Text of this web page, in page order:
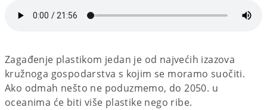
Zagađenje plastikom jedan je od najvećih izazova
kružnoga gospodarstva s kojim se moramo suočiti.
Ako odmah nešto ne poduzmemo, do 2050. u
oceanima će biti više plastike nego ribe.